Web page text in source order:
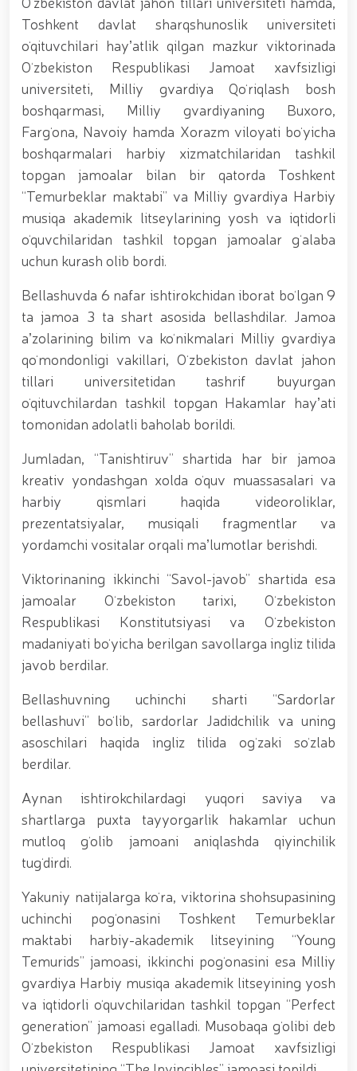
O‘zbekiston Milliy kino san'ati saroyida Milliy
gvardiya tizimidagi yoshlar bilan uchrashuv bo‘lib
o‘tdi. // Bayram kunlarida xavfsizlik toʻliq taʼminlandi
// Navroʻz shukuhi: otliq paradlar tashkil etildi //
“Navroʻzni ulugʻlash – insonni ulugʻlashdir!” shiori
ostida bayram sayli // Askarlar kasb-hunar
sertifikatlariga ega boʻldi // Qahramonlar xotirasi
yod etildi // Strandja turnirida Milliy gvardiya harbiy
xizmatchisi Navbahor Hamidova oltin medalni qoʻlga
kiritdi. // Iroda Ismoilova «Sodiq xizmatlari uchun»
medali bilan taqdirlandi. // O‘zbekiston Qurolli
Kuchlarida kibersport, dron va robot texnologiyalari
yo‘nalishlari rivojlantiriladi // Andijon viloyatida
Respublika ishchi guruhining yoshlar bilan uchrashuvi
tadbirlari doirasida muddatdi harbiy xizmatchilarga
sertifikatlar topshirildi. // Milliy gvardiya
poytaxtimizdagi manzilli ishlari davomida yoshlar
bilan uchrashib, ular bilan ochiq muloqot o‘tkazdi. //
Farg‘ona viloyatida jinoyat sodir etishga moyil
shaxslar yashash manzillarida tezkor tadbirlar
o‘tkazildi. // “8-mart – Xalqaro xotin qizlar kuni”
munosabati bilan Milliy gvardiya tizimida faoliyat
yuritib kyelayotgan ayollar uchun tantanali bayram
tadbiri tashkil etildi // Moliyaviy shaffoflik va
korrupsiyadan xoli muhitni ta’minlash bo‘yicha o‘quv
yig‘ini o‘tkazildi // Ajdodlar merosi – milliy gʻurur va
vatanparvarlik manbai // General-polkovnik
B.Tashmatov Toshkent “Temurbeklar maktabi”
harbiy akademik litseyi faoliyati bilan yaqindan
tanishdi. //Milliy gvardiya qo‘mondoni, general-
polkovnik B.Tashmatov Sirdaryo va Jizzax viloyatida
o'rganish ishlarini olib bordi // “Harbiy taʼlim tizimida
ilm-fan va pedagogik texnologiyalarni rivojlantirish
amaliy konferensiyasi tashkil etildi. //Milliy gvardiya
qo‘mondoni general-polkovnik B.Tashmatov ilk
manzilli ishlarini Yunusobod tumanida amalga
oshirdi. // Samarqand va Buxoro viloyatalarida
xavfsiz muhitni yaratish va jamoat xavfsizligini
ishonchli taʼminlash boʻyicha manzilli ishlar amalga
oshirildi. // Yoshlar siyosatiga oid ustuvor vazifalar
general-polkovnik B.Tashmatov Oʻzbekiston huquqni
muhofaza qilish organlarining Qoʻl jangi federatsiyasi
raisi etib saylandi. // Milliy gvardiya shaxsiy
tarkibining jangovar salohiyati, jismoniy va ma'naviy
tayyorgarligini mustahkamlash hamda zamon
davom ettirilmoqda. // Tizim fidoyilari hurmat va
ehtirom bilan nafaqaga kuzatildi. // “Kitobxon harbiy
oilalar” mavzusida adabiy-badiiy kecha tashkil etildi
/ / Vatanparvarlik oyligi doirasidagi tadbirlar / /
Toshkentda qidiruvda bo‘lgan shaxs qo‘lga olindi / /
Kuchlarimiz tashkil etilganining 34 yilligi va 14 yanvar
– Vatan himoyachilari kuni munosabati Milliy
gvardiyada bayramona tadbir o‘tkazildi / / Milliy
gvardiya qo'mondonining O‘zbekiston Respublikasi
Qurolli Kuchlari tashkil etilganining 34 yilligi va Vatan
himoyachilari kuni munosabati bilan bayram tabrigi /
/ Oʻzbekiston Respublikasi Qurolli Kuchlari tashkil
etilganining 34 yilligi hamda 14-yanvar — Vatan
himoyachilari kuni munosabati bilan gvardiyachilar
xizmat burchini bajarish chogʻida qahramonlarcha
halok boʻlgan safdoshlari xotirasiga bagʻishlab Milliy
Toshkent davlat sharqshunoslik universiteti
oʻqituvchilari hayʼatlik qilgan mazkur viktorinada
Oʻzbekiston Respublikasi Jamoat xavfsizligi
universiteti, Milliy gvardiya Qoʻriqlash bosh
boshqarmasi, Milliy gvardiyaning Buxoro,
Fargʻona, Navoiy hamda Xorazm viloyati boʻyicha
boshqarmalari harbiy xizmatchilaridan tashkil
topgan jamoalar bilan bir qatorda Toshkent
“Temurbeklar maktabi” va Milliy gvardiya Harbiy
musiqa akademik litseylarining yosh va iqtidorli
oʻquvchilaridan tashkil topgan jamoalar gʻalaba
uchun kurash olib bordi.
Bellashuvda 6 nafar ishtirokchidan iborat boʻlgan 9
ta jamoa 3 ta shart asosida bellashdilar. Jamoa
aʼzolarining bilim va koʻnikmalari Milliy gvardiya
qoʻmondonligi vakillari, Oʻzbekiston davlat jahon
tillari universitetidan tashrif buyurgan
oʻqituvchilardan tashkil topgan Hakamlar hayʼati
tomonidan adolatli baholab borildi.
Jumladan, “Tanishtiruv” shartida har bir jamoa
kreativ yondashgan xolda oʻquv muassasalari va
harbiy qismlari haqida videoroliklar,
prezentatsiyalar, musiqali fragmentlar va
yordamchi vositalar orqali maʼlumotlar berishdi.
Viktorinaning ikkinchi “Savol-javob” shartida esa
jamoalar Oʻzbekiston tarixi, Oʻzbekiston
Respublikasi Konstitutsiyasi va Oʻzbekiston
madaniyati boʻyicha berilgan savollarga ingliz tilida
javob berdilar.
Bellashuvning uchinchi sharti “Sardorlar
bellashuvi” boʻlib, sardorlar Jadidchilik va uning
asoschilari haqida ingliz tilida ogʻzaki soʻzlab
berdilar.
Aynan ishtirokchilardagi yuqori saviya va
shartlarga puxta tayyorgarlik hakamlar uchun
mutloq gʻolib jamoani aniqlashda qiyinchilik
tugʻdirdi.
Yakuniy natijalarga koʻra, viktorina shohsupasining
uchinchi pogʻonasini Toshkent Temurbeklar
maktabi harbiy-akademik litseyining “Young
Temurids” jamoasi, ikkinchi pogʻonasini esa Milliy
gvardiya Harbiy musiqa akademik litseyining yosh
va iqtidorli oʻquvchilaridan tashkil topgan “Perfect
generation” jamoasi egalladi. Musobaqa gʻolibi deb
Oʻzbekiston Respublikasi Jamoat xavfsizligi